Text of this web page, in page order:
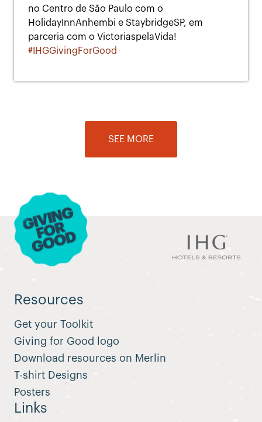
no Centro de São Paulo com o
HolidayInnAnhembi e StaybridgeSP, em
parceria com o VictoriaspelaVida!
#IHGGivingForGood
SEE MORE
Resources
Get your Toolkit
Giving for Good logo
Download resources on Merlin
T-shirt Designs
Posters
Links